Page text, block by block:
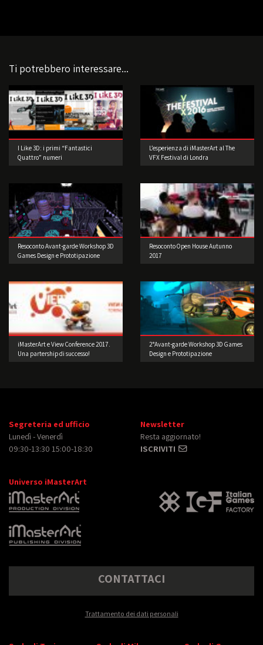
Ti potrebbero interessare...
I Like 3D: i primi “Fantastici
Quattro” numeri
L’esperienza di iMasterArt al The
VFX Festival di Londra
Resoconto Avant-garde Workshop 3D
Games Design e Prototipazione
Resoconto Open House Autunno
2017
iMasterArt e View Conference 2017.
Una partership di successo!
2°Avant-garde Workshop 3D Games
Design e Prototipazione
Segreteria ed ufficio
Lunedì - Venerdì
09:30-13:30 15:00-18:30
Newsletter
Resta aggiornato!
ISCRIVITI
Universo iMasterArt
CONTATTACI
Trattamento dei dati personali